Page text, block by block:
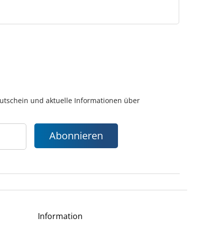
und aktuelle Informationen über
Abonnieren
Information